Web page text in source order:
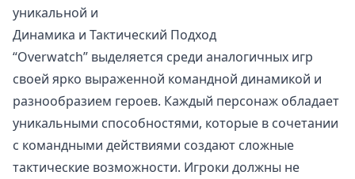
уникальной и
Динамика и Тактический Подход
“Overwatch” выделяется среди аналогичных игр
своей ярко выраженной командной динамикой и
разнообразием героев. Каждый персонаж обладает
уникальными способностями, которые в сочетании
с командными действиями создают сложные
тактические возможности. Игроки должны не